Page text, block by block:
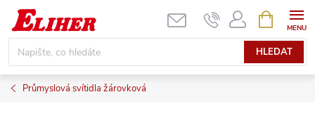
Přejít
obsah
HLEDAT
NÁKUPNÍ
KOŠÍK
Průmyslová svítidla žárovková